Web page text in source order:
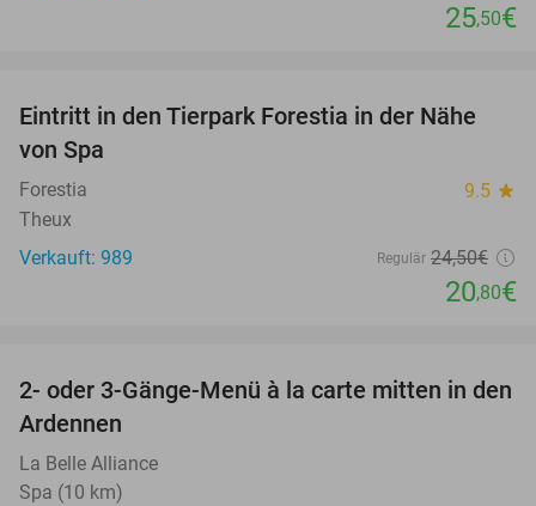
25,50€
15%
Eintritt in den Tierpark Forestia in der Nähe
von Spa
Forestia 9.5 star
Theux
Verkauft: 989
Regulär 24,50€
20,80€
39%
2- oder 3-Gänge-Menü à la carte mitten in den
Ardennen
La Belle Alliance
Spa (10 km)